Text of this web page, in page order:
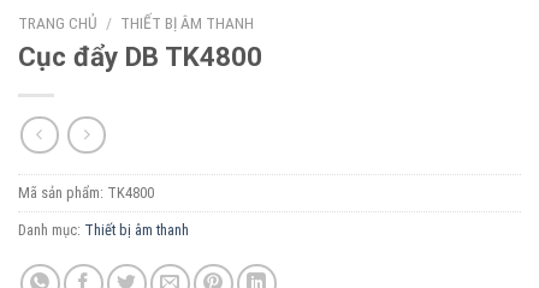
TRANG CHỦ / THIẾT BỊ ÂM THANH
Cục đẩy DB TK4800
Mã sản phẩm: TK4800
Danh mục: Thiết bị âm thanh